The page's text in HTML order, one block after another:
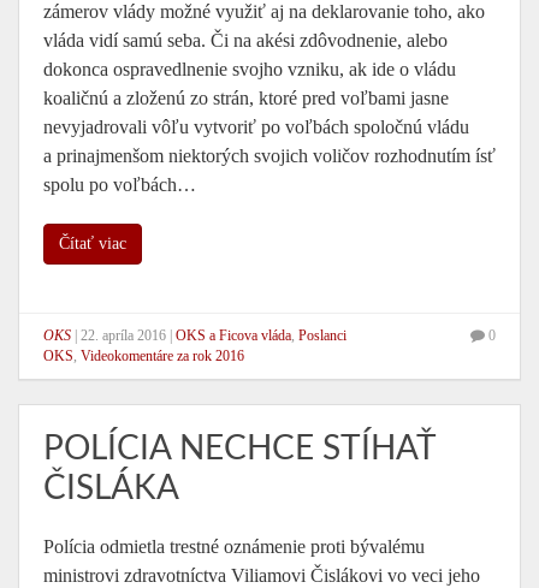
zámerov vlády možné využiť aj na deklarovanie toho, ako
vláda vidí samú seba. Či na akési zdôvodnenie, alebo
dokonca ospravedlnenie svojho vzniku, ak ide o vládu
koaličnú a zloženú zo strán, ktoré pred voľbami jasne
nevyjadrovali vôľu vytvoriť po voľbách spoločnú vládu
a prinajmenšom niektorých svojich voličov rozhodnutím ísť
spolu po voľbách…
Čítať viac
OKS 22. apríla 2016 OKS a Ficova vláda, Poslanci
OKS, Videokomentáre za rok 2016
0
POLÍCIA NECHCE STÍHAŤ
ČISLÁKA
Polícia odmietla trestné oznámenie proti bývalému
ministrovi zdravotníctva Viliamovi Čislákovi vo veci jeho